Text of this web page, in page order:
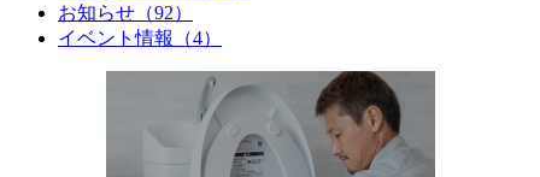
お知らせ（92）
イベント情報（4）